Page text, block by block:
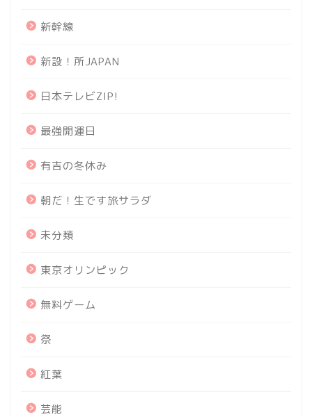
新幹線
新設！所JAPAN
日本テレビZIP!
最強開運日
有吉の冬休み
朝だ！生です旅サラダ
未分類
東京オリンピック
無料ゲーム
祭
紅葉
芸能